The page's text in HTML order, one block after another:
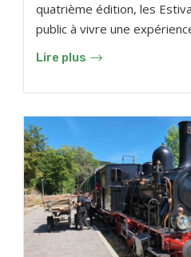
quatrième édition, les
public à vivre une
Lire plus